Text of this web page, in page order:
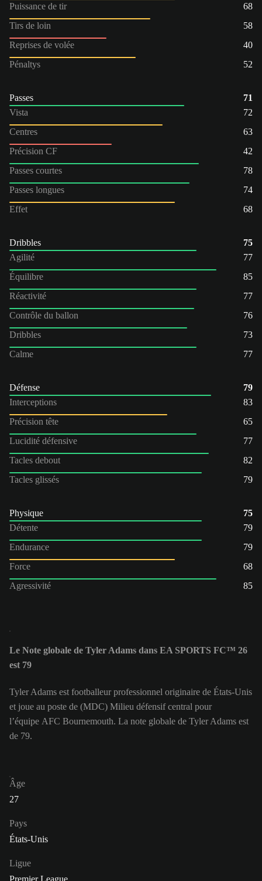
Puissance de tir
68
Tirs de loin
58
Reprises de volée
40
Pénaltys
52
Passes
71
Vista
72
Centres
63
Précision CF
42
Passes courtes
78
Passes longues
74
Effet
68
Dribbles
75
Agilité
77
Équilibre
85
Réactivité
77
Contrôle du ballon
76
Dribbles
73
Calme
77
Défense
79
Interceptions
83
Précision tête
65
Lucidité défensive
77
Tacles debout
82
Tacles glissés
79
Physique
75
Détente
79
Endurance
79
Force
68
Agressivité
85
Le Note globale de Tyler Adams dans EA SPORTS FC™ 26
est 79
Tyler Adams est footballeur professionnel originaire de États-Unis
et joue au poste de (MDC) Milieu défensif central pour
l’équipe AFC Bournemouth. La note globale de Tyler Adams est
de 79.
Âge
27
Pays
États-Unis
Ligue